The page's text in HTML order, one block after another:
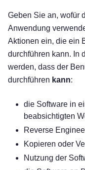
Geben Sie an, wofür
Anwendung
Aktionen ein, die ein
durchführen kann. In
werden, dass der
durchführen kann:
die Software in
beabsichtigten
Reverse
Kopieren oder
Nutzung der